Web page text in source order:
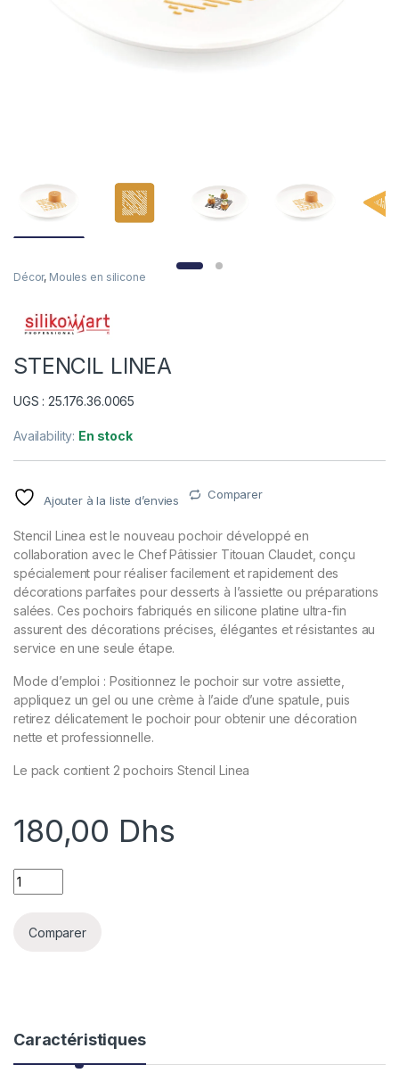
Décor, Moules en silicone
STENCIL LINEA
UGS : 25.176.36.0065
Availability: En stock
Ajouter à la liste d’envies Comparer
Stencil Linea est le nouveau pochoir développé en
collaboration avec le Chef Pâtissier Titouan Claudet, conçu
spécialement pour réaliser facilement et rapidement des
décorations parfaites pour desserts à l’assiette ou préparations
salées. Ces pochoirs fabriqués en silicone platine ultra-fin
assurent des décorations précises, élégantes et résistantes au
service en une seule étape.
Mode d’emploi : Positionnez le pochoir sur votre assiette,
appliquez un gel ou une crème à l’aide d’une spatule, puis
retirez délicatement le pochoir pour obtenir une décoration
nette et professionnelle.
Le pack contient 2 pochoirs Stencil Linea
180,00 Dhs
STENCIL LINEA quantity
Comparer
Caractéristiques